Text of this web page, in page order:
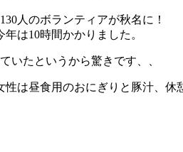
人のボランティアが秋名に！
は10時間かかりました。
いたというから驚きです、、
は昼食用のおにぎりと豚汁、休